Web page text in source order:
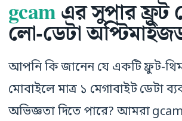
gcamএর সুপার ফ্রুট
লো-ডেটা
আপনি কি জানেন যে একটি ফ্রুট-
মোবাইলে মাত্র ১ মেগাবাইট ডেটা
অভিজ্ঞতা দিতে পারে? আমরা